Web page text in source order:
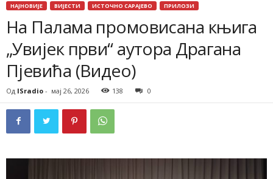
НАЈНОВИЈЕ ВИЈЕСТИ ИСТОЧНО САРАЈЕВО ПРИЛОЗИ
На Палама промовисана књига
„Увијек први“ аутора Драгана
Пјевића (Видео)
Од ISradio - мај 26, 2026 138 0